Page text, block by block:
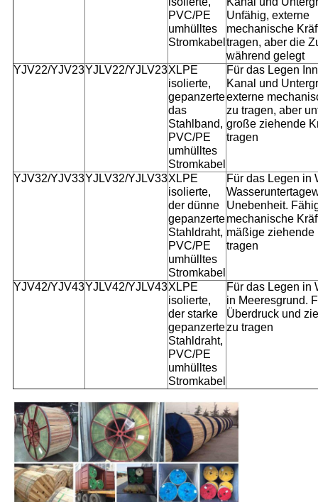
PVC/PE
umhülltes
Stromkabel
Unfähig, externe
mechanische
tragen, aber die
während gelegt
YJV22/YJV23YJLV22/YJLV23XLPE
isolierte,
gepanzerte
das
Stahlband,
PVC/PE
umhülltes
Stromkabel
Für das Legen
Kanal und
externe
zu tragen, aber
große ziehende
tragen
YJV32/YJV33YJLV32/YJLV33XLPE
isolierte,
der dünne
gepanzerte
Stahldraht,
PVC/PE
umhülltes
Stromkabel
Für das Legen in
Unebenheit.
mechanische
mäßige ziehende
tragen
YJV42/YJV43YJLV42/YJLV43XLPE
isolierte,
der starke
gepanzerte
Stahldraht,
PVC/PE
umhülltes
Stromkabel
Für das Legen in
in Meeresgrund.
Überdruck und
zu tragen